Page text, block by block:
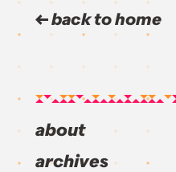
back to home
about
archives